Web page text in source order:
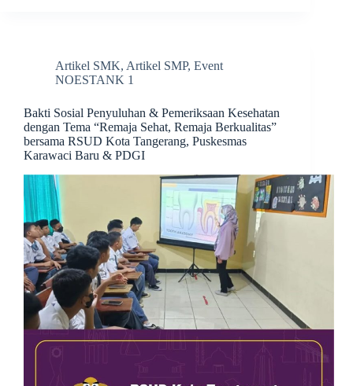
Artikel SMK, Artikel SMP, Event
NOESTANK 1
Bakti Sosial Penyuluhan & Pemeriksaan Kesehatan
dengan Tema “Remaja Sehat, Remaja Berkualitas”
bersama RSUD Kota Tangerang, Puskesmas
Karawaci Baru & PDGI